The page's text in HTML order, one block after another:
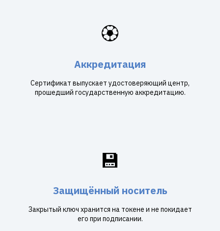
🏵️
Аккредитация
Сертификат выпускает удостоверяющий центр,
прошедший государственную аккредитацию.
💾
Защищённый носитель
Закрытый ключ хранится на токене и не покидает
его при подписании.